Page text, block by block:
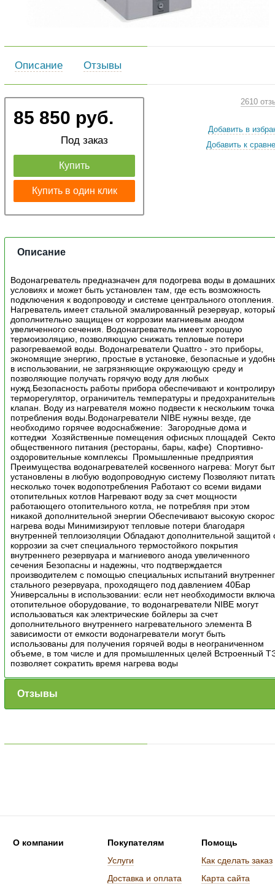
Описание Отзывы
85 850 руб.
Под заказ
Купить
Купить в один клик
2610
Добавить в
Добавить к
Описание
Водонагреватель предназначен для подогрева воды в домашних
условиях и может быть установлен там, где есть возможность
подключения к водопроводу и системе центрального отопления.
Нагреватель имеет стальной эмалированный резервуар,
дополнительно защищен от коррозии магниевым анодом
увеличенного сечения. Водонагреватель имеет хорошую
термоизоляцию, позволяющую снижать тепловые потери
разогреваемой воды. Водонагреватели Quattro - это приборы,
экономящие энергию, простые в установке, безопасные и
в использовании, не загрязняющие окружающую среду и
позволяющие получать горячую воду для любых
нужд.Безопасность работы прибора обеспечивают и
терморегулятор, ограничитель температуры и
клапан. Воду из нагревателя можно подвести к нескольким
потребления воды.Водонагреватели NIBE нужны везде, где
необходимо горячее водоснабжение: Загородные дома и
коттеджи Хозяйственные помещения офисных площадей
общественного питания (рестораны, бары, кафе) Спортивно-
оздоровительные комплексы Промышленные предприятия
Преимущества водонагревателей косвенного нагрева: Могут
установлены в любую водопроводную систему Позволяют
несколько точек водопотребления Работают со всеми видами
отопительных котлов Нагревают воду за счет мощности
работающего отопительного котла, не потребляя при этом
никакой дополнительной энергии Обеспечивают высокую
нагрева воды Минимизируют тепловые потери благодаря
внутренней теплоизоляции Обладают дополнительной защитой
коррозии за счет специального термостойкого покрытия
внутреннего резервуара и магниевого анода увеличенного
сечения Безопасны и надежны, что подтверждается
производителем с помощью специальных испытаний
стального резервуара, проходящего под давлением 40Бар
Универсальны в использовании: если нет необходимости
отопительное оборудование, то водонагреватели NIBE могут
использоваться как электрические бойлеры за счет
дополнительного внутреннего нагревательного элемента В
зависимости от емкости водонагреватели могут быть
использованы для получения горячей воды в неограниченном
объеме, в том числе и для промышленных целей Встроенный
позволяет сократить время нагрева воды
Отзывы
О компании
Покупателям
Услуги
Доставка и оплата
Помощь
Как сделать заказ
Карта сайта